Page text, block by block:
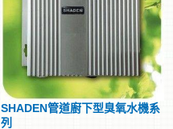
SHADEN管道廚下型臭氧水機系
列